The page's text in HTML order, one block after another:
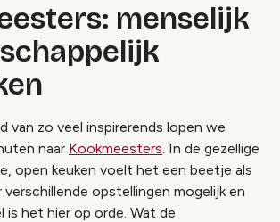
menselijk
van zo veel inspirerends lopen we
naar Kookmeesters. In de gezellige
open keuken voelt het een beetje als
verschillende opstellingen mogelijk en
is het hier op orde. Wat de